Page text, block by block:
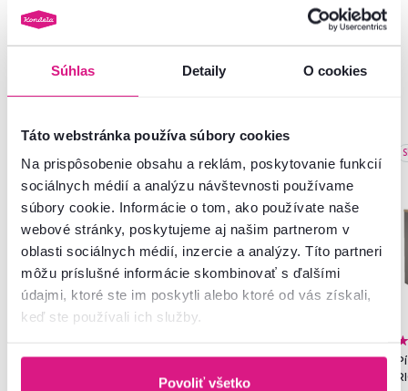
Súhlas Detaily O cookies
Táto webstránka používa súbory cookies
Na prispôsobenie obsahu a reklám, poskytovanie funkcií
sociálnych médií a analýzu návštevnosti používame
súbory cookie. Informácie o tom, ako používate naše
webové stránky, poskytujeme aj našim partnerom v
oblasti sociálnych médií, inzercie a analýzy. Títo partneri
môžu príslušné informácie skombinovať s ďalšími
údajmi, ktoré ste im poskytli alebo ktoré od vás získali,
keď ste používali ich služby.
Povoliť všetko
Písací stôl, grafit/biela,
Písací stôl, dub artisan/biela,
RIOMA TYP 16